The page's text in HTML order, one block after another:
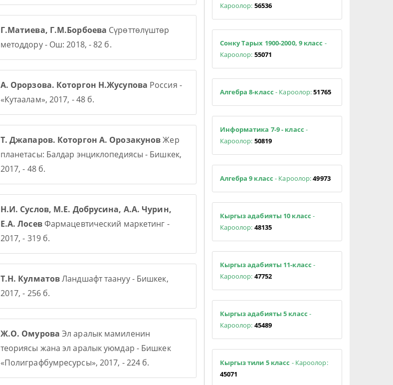
Г.Матиева, Г.М.Борбоева Сүрөттөлүштөр
методдору - Ош: 2018, - 82 б.
А. Орорзова. Которгон Н.Жусупова Россия -
«Кутаалам», 2017, - 48 б.
Т. Джапаров. Которгон А. ОрозакуновЖер
планетасы: Балдар энциклопедиясы - Бишкек,
2017, - 48 б.
Н.И. Суслов, М.Е. Добрусина, А.А. Чурин,
Е.А. ЛосевФармацевтический маркетинг -
2017, - 319 б.
Т.Н. КулматовЛандшафт таануу - Бишкек,
2017, - 256 б.
Ж.О. Омурова Эл аралык мамиленин
теориясы жана эл аралык уюмдар - Бишкек
«Полиграфбумресурсы», 2017, - 224 б.
Кароолор: 56536
Сонку Тарых 1900-2000, 9 класс -
Кароолор: 55071
Алгебра 8-класс - Кароолор:51765
Информатика 7-9 - класс -
Кароолор: 50819
Алгебра 9 класс- Кароолор:49973
Кыргыз адабияты 10 класс -
Кароолор: 48135
Кыргыз адабияты 11-класс -
Кароолор: 47752
Кыргыз адабияты 5 класс -
Кароолор: 45489
Кыргыз тили 5 класс - Кароолор:
45071